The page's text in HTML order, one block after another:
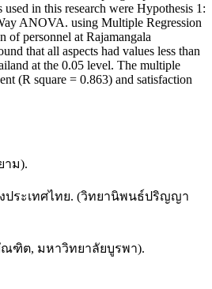
in this research were Hypothesis 1:
ANOVA. using Multiple Regression
of personnel at Rajamangala
that all aspects had values less than
at the 0.05 level. The multiple
(R square = 0.863) and satisfaction
าม).
ประเทศไทย. (วิทยานิพนธ์ปริญญา
ฑิต, มหาวิทยาลัยบูรพา).